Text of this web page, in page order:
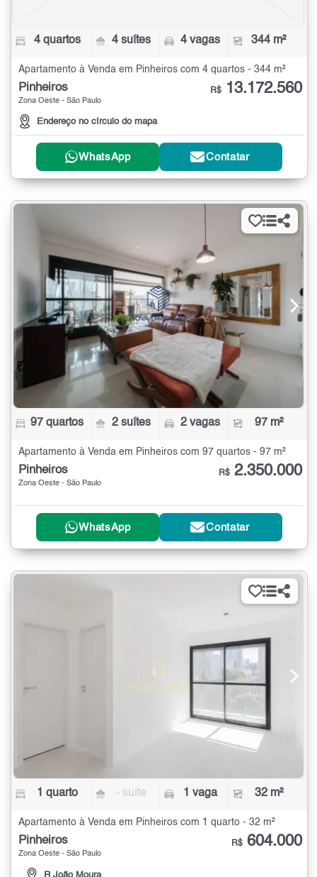
4 quartos 4 suítes 4 vagas 344 m²
Apartamento à Venda em Pinheiros com 4 quartos - 344 m²
Pinheiros
Zona Oeste - São Paulo
Endereço no círculo do mapa
R$ 13.172.560
WhatsApp Contatar
97 quartos 2 suítes 2 vagas 97 m²
Apartamento à Venda em Pinheiros com 97 quartos - 97 m²
Pinheiros
Zona Oeste - São Paulo
R$ 2.350.000
WhatsApp Contatar
1 quarto - suíte 1 vaga 32 m²
Apartamento à Venda em Pinheiros com 1 quarto - 32 m²
Pinheiros
Zona Oeste - São Paulo
R João Moura
R$ 604.000